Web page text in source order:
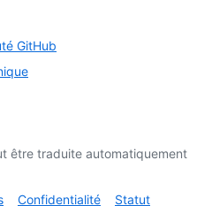
GitHub
être traduite automatiquement
Confidentialité Statut